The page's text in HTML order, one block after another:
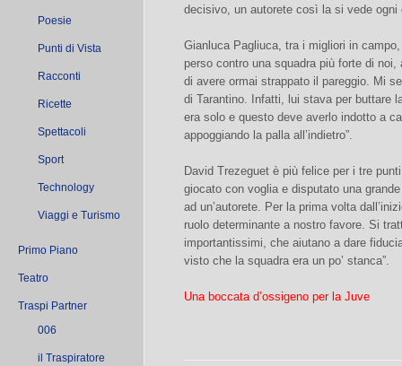
Poesie
Punti di Vista
Racconti
Ricette
Spettacoli
Sport
Technology
Viaggi e Turismo
Primo Piano
Teatro
Traspi Partner
006
il Traspiratore
decisivo, un autorete così la si vede ogni
Gianluca Pagliuca, tra i migliori in campo,
perso contro una squadra più forte di
di avere ormai strappato il pareggio. Mi
di Tarantino. Infatti, lui stava per buttare
era solo e questo deve averlo indotto a
appoggiando la palla all’indietro”.
David Trezeguet è più felice per i tre
giocato con voglia e disputato una
ad un’autorete. Per la prima volta
ruolo determinante a nostro favore. Si
importantissimi, che aiutano a dare
visto che la squadra era un po’ stanca”.
Una boccata d’ossigeno per la Juve